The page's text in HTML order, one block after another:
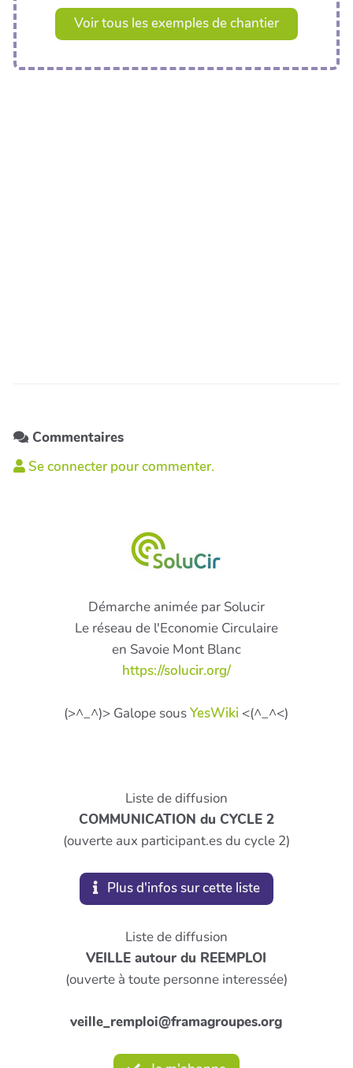
Voir tous les exemples de chantier
Commentaires
Se connecter pour commenter.
Démarche animée par Solucir
Le réseau de l'Economie Circulaire
en Savoie Mont Blanc
https://solucir.org/
(>^_^)> Galope sousYesWiki <(^_^<)
Liste de diffusion
COMMUNICATION du CYCLE 2
(ouverte aux participant.es du cycle 2)
Plus d'infos sur cette liste
Liste de diffusion
VEILLE autour du REEMPLOI
(ouverte à toute personne interessée)
veille_remploi@framagroupes.org